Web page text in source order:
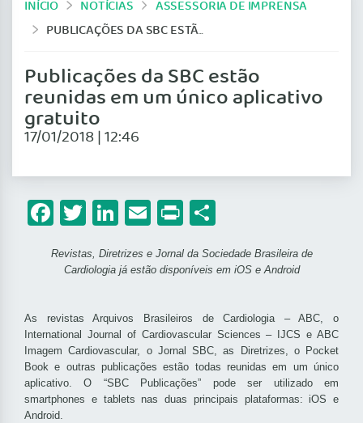
INÍCIO NOTÍCIAS
ASSESSORIA DE IMPRENSA
PUBLICAÇÕES DA SBC ESTÃO REUNIDAS EM UM ÚNICO APLICATIVO GRATUITO
Publicações da SBC estão
reunidas em um único aplicativo
gratuito
17/01/2018 | 12:46
Facebook
Twitter
LinkedIn
Email
Print
Revistas, Diretrizes e Jornal da Sociedade Brasileira de
Cardiologia já estão disponíveis em iOS e Android
As revistas Arquivos Brasileiros de Cardiologia – ABC, o
International Journal of Cardiovascular Sciences – IJCS e ABC
Imagem Cardiovascular, o Jornal SBC, as Diretrizes, o Pocket
Book e outras publicações estão todas reunidas em um único
aplicativo. O “SBC Publicações” pode ser utilizado em
smartphones e tablets nas duas principais plataformas: iOS e
Android.